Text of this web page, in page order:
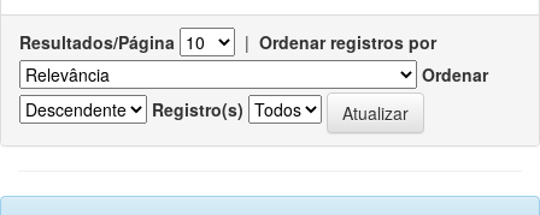
Resultados/Página | Ordenar registros por
Ordenar
Registro(s)